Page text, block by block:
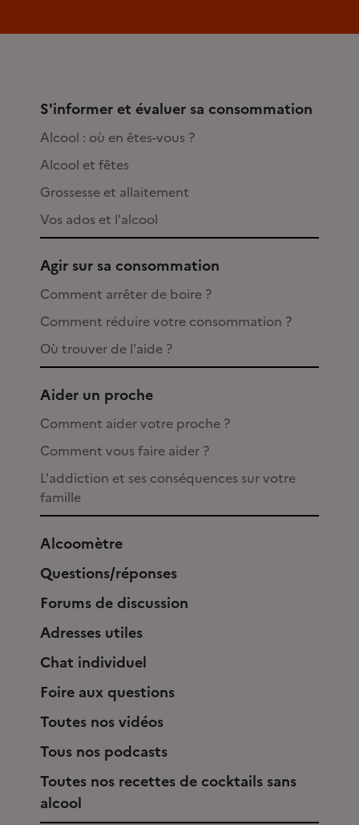
S'informer et évaluer sa consommation
Alcool : où en êtes-vous ?
Alcool et fêtes
Grossesse et allaitement
Vos ados et l'alcool
Agir sur sa consommation
Comment arrêter de boire ?
Comment réduire votre consommation ?
Où trouver de l'aide ?
Aider un proche
Comment aider votre proche ?
Comment vous faire aider ?
L'addiction et ses conséquences sur votre
famille
Alcoomètre
Questions/réponses
Forums de discussion
Adresses utiles
Chat individuel
Foire aux questions
Toutes nos vidéos
Tous nos podcasts
Toutes nos recettes de cocktails sans
alcool